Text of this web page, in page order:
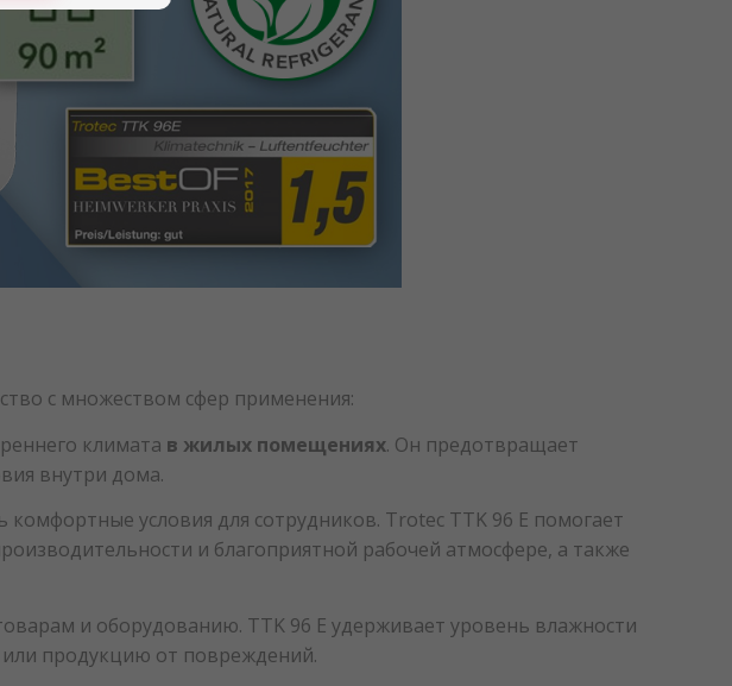
с множеством сфер применения:
климата в жилых помещениях. Он предотвращает
внутри дома.
условия для сотрудников. Trotec TTK 96 E помогает
и благоприятной рабочей атмосфере, а также
и оборудованию. TTK 96 E удерживает уровень влажности
продукцию от повреждений.